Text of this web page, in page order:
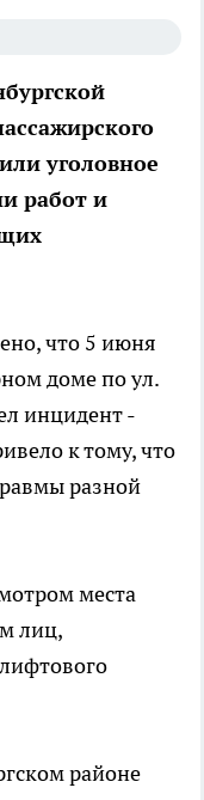
уголовное
работ и
что 5 июня
доме по ул.
инцидент -
к тому, что
разной
места
лиц,
районе